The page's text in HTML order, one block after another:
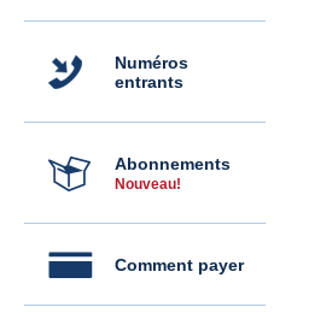
Numéros
entrants
Abonnements
Nouveau!
Comment payer